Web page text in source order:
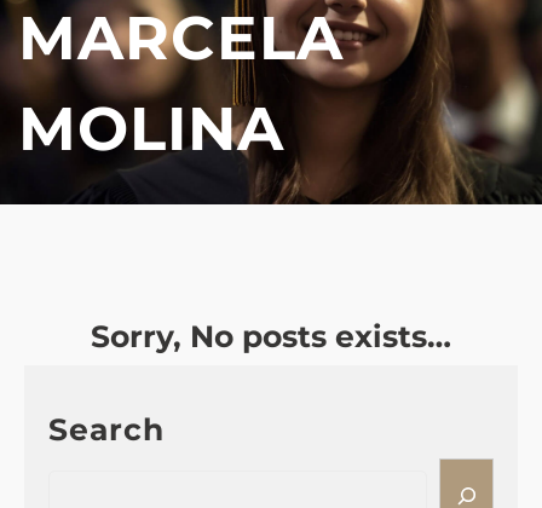
MARCELA
MOLINA
Sorry, No posts exists…
Search